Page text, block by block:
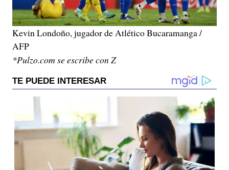
Kevin Londoño, jugador de Atlético Bucaramanga /
AFP
*Pulzo.com se escribe con Z